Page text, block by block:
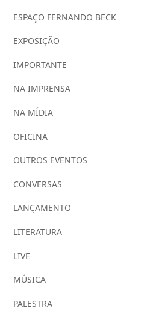
ESPAÇO FERNANDO BECK
EXPOSIÇÃO
IMPORTANTE
NA IMPRENSA
NA MÍDIA
OFICINA
OUTROS EVENTOS
CONVERSAS
LANÇAMENTO
LITERATURA
LIVE
MÚSICA
PALESTRA